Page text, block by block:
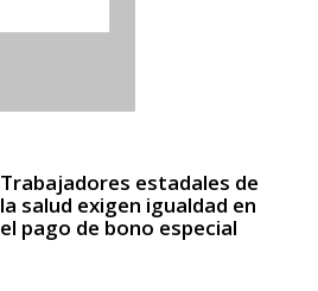
Trabajadores estadales de
la salud exigen igualdad en
el pago de bono especial